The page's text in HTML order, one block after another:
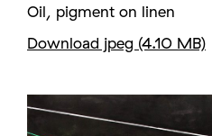
Oil, pigment on linen
Download jpeg (4.10 MB)